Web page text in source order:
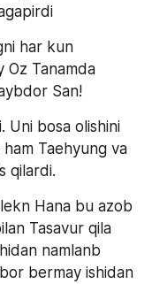
har kun
Tanamda
San!
Uni bosa olishini
Taehyung va
qilardi.
Tasavur qila
namlanb
bermay ishidan